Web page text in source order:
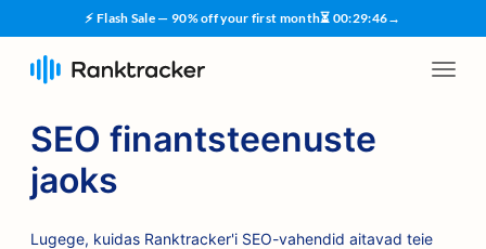
⚡ Flash Sale — 90% off your first month⏳ 00:29:45→
SEO finantsteenuste
jaoks
Lugege, kuidas Ranktracker'i SEO-vahendid aitavad teie